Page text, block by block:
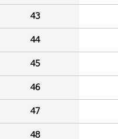
43
44
45
46
47
48